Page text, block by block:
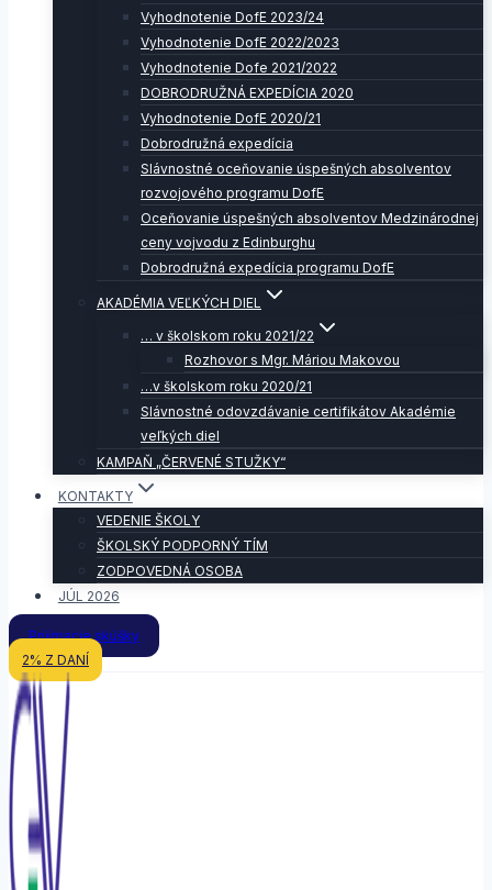
Vyhodnotenie DofE 2023/24
Vyhodnotenie DofE 2022/2023
Vyhodnotenie Dofe 2021/2022
DOBRODRUŽNÁ EXPEDÍCIA 2020
Vyhodnotenie DofE 2020/21
Dobrodružná expedícia
Slávnostné oceňovanie úspešných absolventov
rozvojového programu DofE
Oceňovanie úspešných absolventov Medzinárodnej
ceny vojvodu z Edinburghu
Dobrodružná expedícia programu DofE
AKADÉMIA VEĽKÝCH DIEL
… v školskom roku 2021/22
Rozhovor s Mgr. Máriou Makovou
…v školskom roku 2020/21
Slávnostné odovzdávanie certifikátov Akadémie
veľkých diel
KAMPAŇ „ČERVENÉ STUŽKY“
KONTAKTY
VEDENIE ŠKOLY
ŠKOLSKÝ PODPORNÝ TÍM
ZODPOVEDNÁ OSOBA
JÚL 2026
Prijímacie skúšky
2% Z DANÍ